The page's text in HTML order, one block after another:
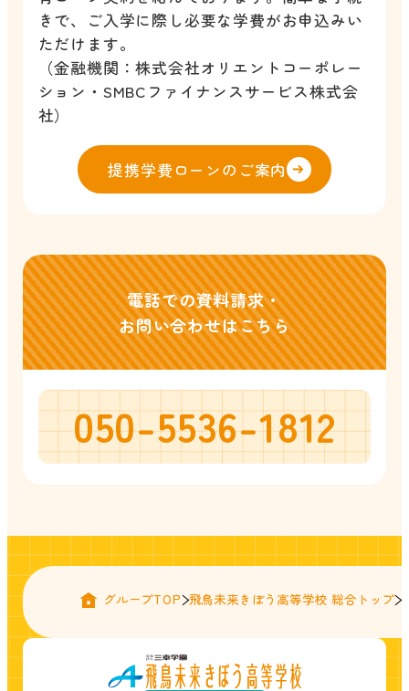
きで、ご入学に際し必要な学費がお申込みい
ただけます。
（金融機関：株式会社オリエントコーポレー
ション・SMBCファイナンスサービス株式会
社）
提携学費ローンのご案内
電話での資料請求・
お問い合わせはこちら
050-5536-1812
グループTOP 飛鳥未来きぼう高等学校 総合トップ